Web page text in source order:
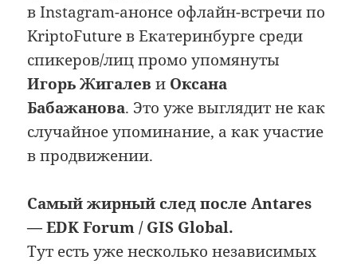
в Instagram-анонсе офлайн-встречи по
KriptoFuture в Екатеринбурге среди
спикеров/лиц промо упомянуты
Игорь Жигалев и Оксана
Бабажанова. Это уже выглядит не как
случайное упоминание, а как участие
в продвижении.
Самый жирный след после Antares
— EDK Forum / GIS Global.
Тут есть уже несколько независимых